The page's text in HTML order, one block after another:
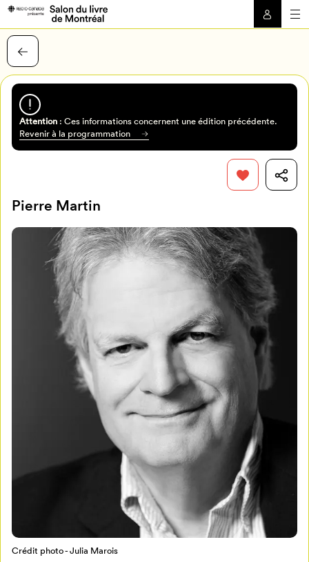
Billetterie
Attention: Ces informations concernent une édition précédente.
Revenir à la programmation
Pierre Martin
Crédit photo - Julia Marois
Pour enregistrer vos favoris,
connectez-vous ou créez votre profil
Mon Salon
Se connecter